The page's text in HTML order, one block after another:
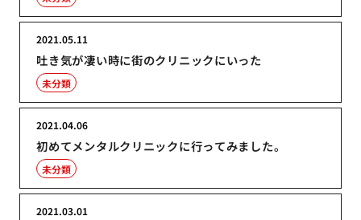
吐き気が凄い時に街のクリニックにいった
2021.05.11
未分類
初めてメンタルクリニックに行ってみました。
2021.04.06
未分類
2021.03.01